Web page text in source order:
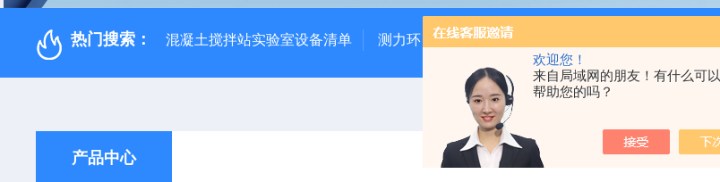
欢迎您！
来自局域网的朋友！有什么可以
帮助您的吗？
热门搜索： 混凝土搅拌站实验室设备清单 测力环 混凝土抗弯拉弹性模量试验装置
产品中心 当前位置：首页